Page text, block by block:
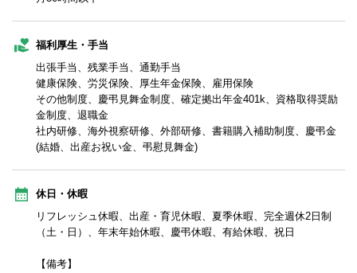
福利厚生・手当
出張手当、残業手当、通勤手当
健康保険、労災保険、厚生年金保険、雇用保険
その他制度、慶弔見舞金制度、確定拠出年金401k、資格取得奨励
金制度、退職金
社内研修、海外視察研修、外部研修、書籍購入補助制度、慶弔金
(結婚、出産お祝い金、弔慰見舞金)
休日・休暇
リフレッシュ休暇、出産・育児休暇、夏季休暇、完全週休2日制
（土・日）、年末年始休暇、慶弔休暇、有給休暇、祝日
【備考】